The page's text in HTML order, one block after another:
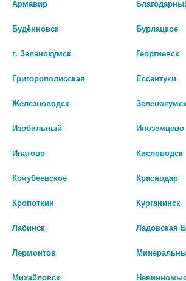
Средства при стенокардии,инфаркте
Триметазидин
Армавир
Будённовск Бурлацкое
г. Зеленокумск Георгиевск
Григорополисская Ессентуки
Железноводск
Изобильный Иноземцево
Ипатово Кисловодск
Кочубеевское Краснодар
Кропоткин Курганинск
Лабинск Ладовская
Лермонтов
Михайловск